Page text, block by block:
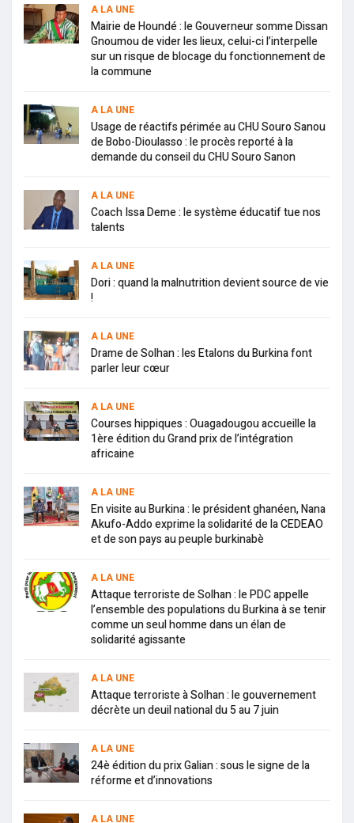
A LA UNE
Mairie de Houndé : le Gouverneur somme Dissan
Gnoumou de vider les lieux, celui-ci l’interpelle
sur un risque de blocage du fonctionnement de
la commune
A LA UNE
Usage de réactifs périmée au CHU Souro Sanou
de Bobo-Dioulasso : le procès reporté à la
demande du conseil du CHU Souro Sanon
A LA UNE
Coach Issa Deme : le système éducatif tue nos
talents
A LA UNE
Dori : quand la malnutrition devient source de vie
!
A LA UNE
Drame de Solhan : les Etalons du Burkina font
parler leur cœur
A LA UNE
Courses hippiques : Ouagadougou accueille la
1ère édition du Grand prix de l’intégration
africaine
A LA UNE
En visite au Burkina : le président ghanéen, Nana
Akufo-Addo exprime la solidarité de la CEDEAO
et de son pays au peuple burkinabè
A LA UNE
Attaque terroriste de Solhan : le PDC appelle
l’ensemble des populations du Burkina à se tenir
comme un seul homme dans un élan de
solidarité agissante
A LA UNE
Attaque terroriste à Solhan : le gouvernement
décrète un deuil national du 5 au 7 juin
A LA UNE
24è édition du prix Galian : sous le signe de la
réforme et d’innovations
A LA UNE